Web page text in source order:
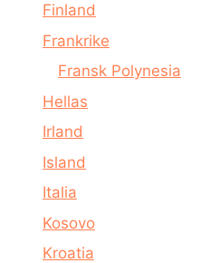
Finland
Frankrike
Fransk Polynesia
Hellas
Irland
Island
Italia
Kosovo
Kroatia